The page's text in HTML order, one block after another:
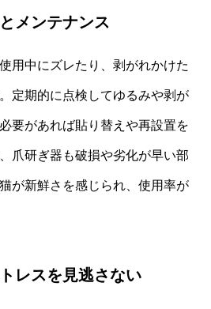
メンテナンス
用中にズレたり、剥がれかけた
定期的に点検してゆるみや剥が
要があれば貼り替えや再設置を
爪研ぎ器も破損や劣化が早い部
が新鮮さを感じられ、使用率が
レスを見逃さない